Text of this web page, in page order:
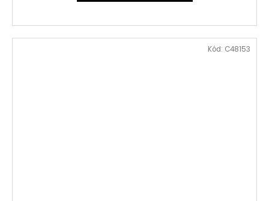
Kód: C48153